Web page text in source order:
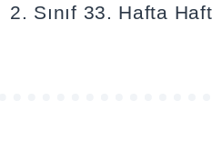
2. Sınıf 33. Hafta